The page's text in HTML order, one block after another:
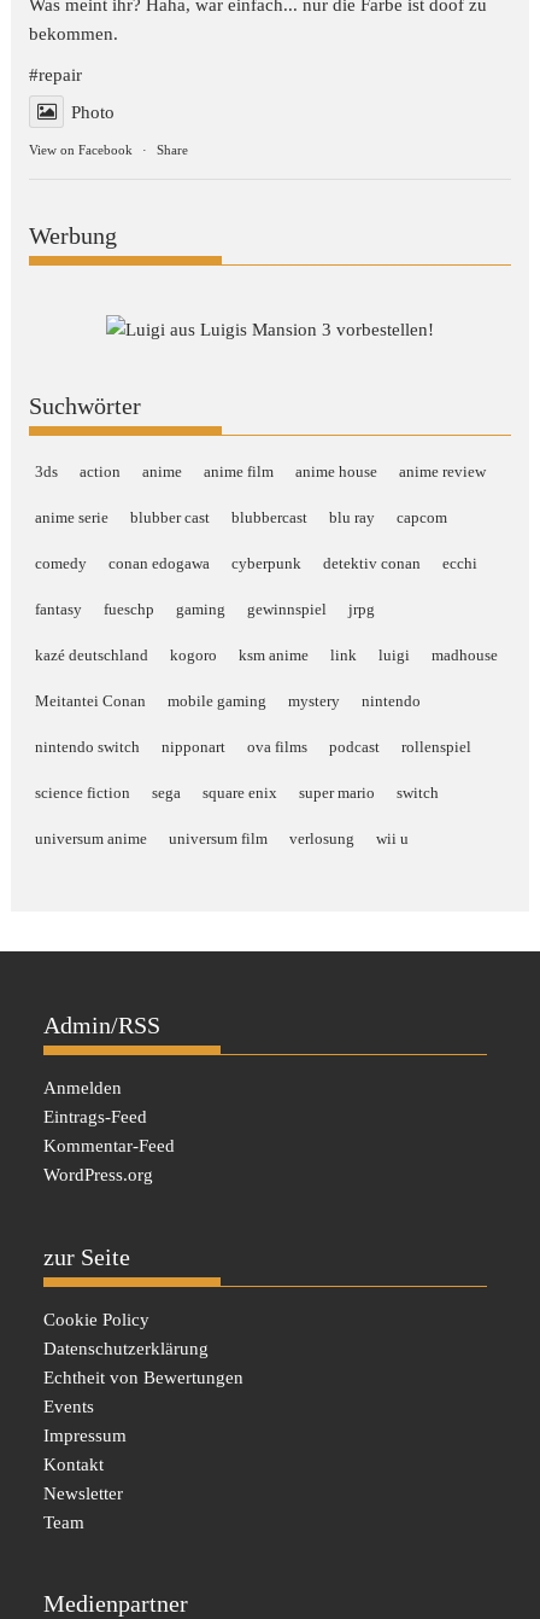
Was meint ihr? Haha, war einfach... nur die Farbe ist doof zu
bekommen.
#repair
Photo
View on Facebook · Share
Werbung
Suchwörter
3ds action anime anime film anime house anime review
anime serie blubber cast blubbercast blu ray capcom
comedy conan edogawa cyberpunk detektiv conan ecchi
fantasy fueschp gaming gewinnspiel jrpg
kazé deutschland kogoro ksm anime link luigi madhouse
Meitantei Conan mobile gaming mystery nintendo
nintendo switch nipponart ova films podcast rollenspiel
science fiction sega square enix super mario switch
universum anime universum film verlosung wii u
Admin/RSS
Anmelden
Eintrags-Feed
Kommentar-Feed
WordPress.org
zur Seite
Cookie Policy
Datenschutzerklärung
Echtheit von Bewertungen
Events
Impressum
Kontakt
Newsletter
Team
Medienpartner